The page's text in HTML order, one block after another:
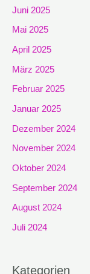
Juni 2025
Mai 2025
April 2025
März 2025
Februar 2025
Januar 2025
Dezember 2024
November 2024
Oktober 2024
September 2024
August 2024
Juli 2024
Kategorien